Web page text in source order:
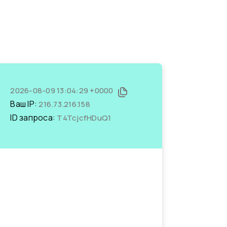
2026-08-09 13:04:29 +0000
Ваш IP:216.73.216.158
ID запроса: T4TcjcfHDuQ1